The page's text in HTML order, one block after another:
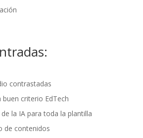
contrastadas
buen criterio EdTech
la IA para toda la plantilla
de contenidos